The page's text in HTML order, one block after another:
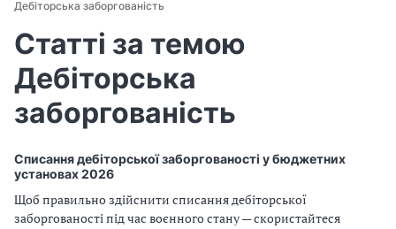
Дебіторська заборгованість
Статті за темою
Дебіторська
заборгованість
Списання дебіторської заборгованості у бюджетних
установах 2026
Щоб правильно здійснити списання дебіторської
заборгованості під час воєнного стану — скористайтеся